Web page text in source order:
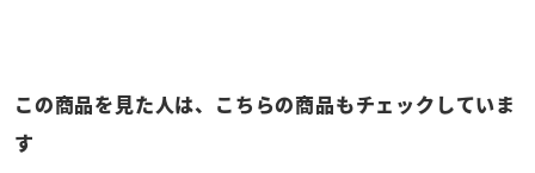
この商品を見た人は、こちらの商品もチェックしていま
す